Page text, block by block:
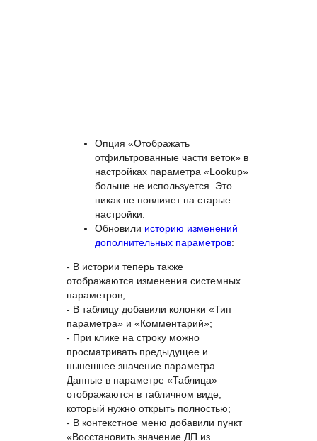
Опция «Отображать
отфильтрованные части веток» в
настройках параметра «Lookup»
больше не используется. Это
никак не повлияет на старые
настройки.
Обновилиисторию изменений
дополнительных параметров
- В истории теперь также
отображаются изменения системных
параметров;
- В таблицу добавили колонки «Тип
параметра» и «Комментарий»;
- При клике на строку можно
просматривать предыдущее и